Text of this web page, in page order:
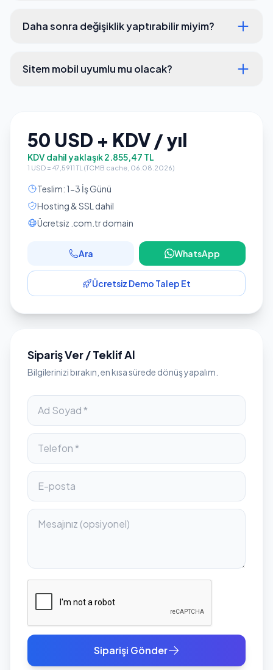
Daha sonra değişiklik yaptırabilir miyim?
Sitem mobil uyumlu mu olacak?
50 USD + KDV / yıl
KDV dahil yaklaşık 2.855,47 TL
1 USD = 47,5911 TL (TCMB cache, 06.08.2026)
Teslim: 1-3 İş Günü
Hosting & SSL dahil
Ücretsiz .com.tr domain
Ara WhatsApp
Ücretsiz Demo Talep Et
Sipariş Ver / Teklif Al
Bilgilerinizi bırakın, en kısa sürede dönüş yapalım.
Siparişi Gönder